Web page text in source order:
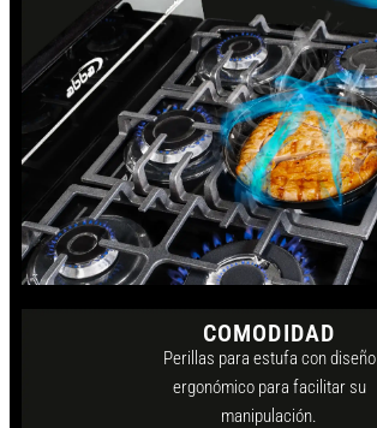
COMODIDAD
Perillas para estufa con diseño
ergonómico para facilitar su
manipulación.